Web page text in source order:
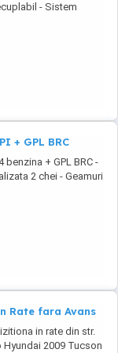
- Sistem
2 chei - Functie Eco-
- Oglinzile incalzite -
pt. telefon -
+ GPL BRC
benzina + GPL BRC -
2 chei - Geamuri
- Computer de
- Folii omologate
- RCD original +
Rate fara Avans
in rate din str.
Hyundai 2009 Tucson